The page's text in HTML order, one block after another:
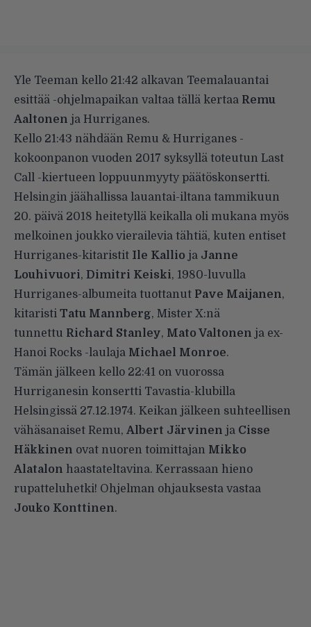
Yle Teeman kello 21:42 alkavan Teemalauantai
esittää -ohjelmapaikan valtaa tällä kertaa Remu
Aaltonen ja Hurriganes.
Kello 21:43 nähdään Remu & Hurriganes -
kokoonpanon vuoden 2017 syksyllä toteutun Last
Call -kiertueen loppuunmyyty päätöskonsertti.
Helsingin jäähallissa lauantai-iltana tammikuun
20. päivä 2018 heitetyllä keikalla oli mukana myös
melkoinen joukko vierailevia tähtiä, kuten entiset
Hurriganes-kitaristit Ile Kallio ja Janne
Louhivuori, Dimitri Keiski, 1980-luvulla
Hurriganes-albumeita tuottanut Pave Maijanen,
kitaristi Tatu Mannberg, Mister X:nä
tunnettu Richard Stanley, Mato Valtonen ja ex-
Hanoi Rocks -laulaja Michael Monroe.
Tämän jälkeen kello 22:41 on vuorossa
Hurriganesin konsertti Tavastia-klubilla
Helsingissä 27.12.1974. Keikan jälkeen suhteellisen
vähäsanaiset Remu, Albert Järvinen ja Cisse
Häkkinen ovat nuoren toimittajan Mikko
Alatalon haastateltavina. Kerrassaan hieno
rupatteluhetki! Ohjelman ohjauksesta vastaa
Jouko Konttinen.